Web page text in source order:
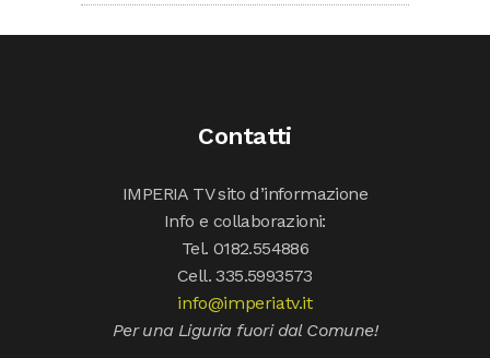
Contatti
IMPERIA TV sito d’informazione
Info e collaborazioni:
Tel. 0182.554886
Cell. 335.5993573
info@imperiatv.it
Per una Liguria fuori dal Comune!